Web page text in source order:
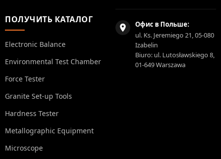
ПОЛУЧИТЬ КАТАЛОГ
Electronic Balance
Environmental Test Chamber
Force Tester
Granite Set-up Tools
Hardness Tester
Metallographic Equipment
Microscope
Офис в Польше:
ul. Ks. Jeremiego 21, 05-080
Izabelin
Biuro: ul. Lutosławskiego 8,
01-649 Warszawa